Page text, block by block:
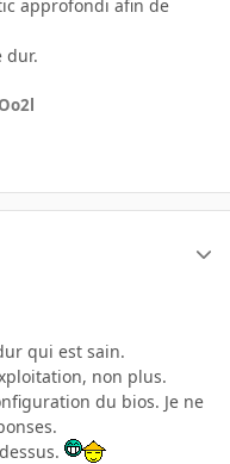
approfondi afin de
dur.
qui est sain.
non plus.
du bios. Je ne